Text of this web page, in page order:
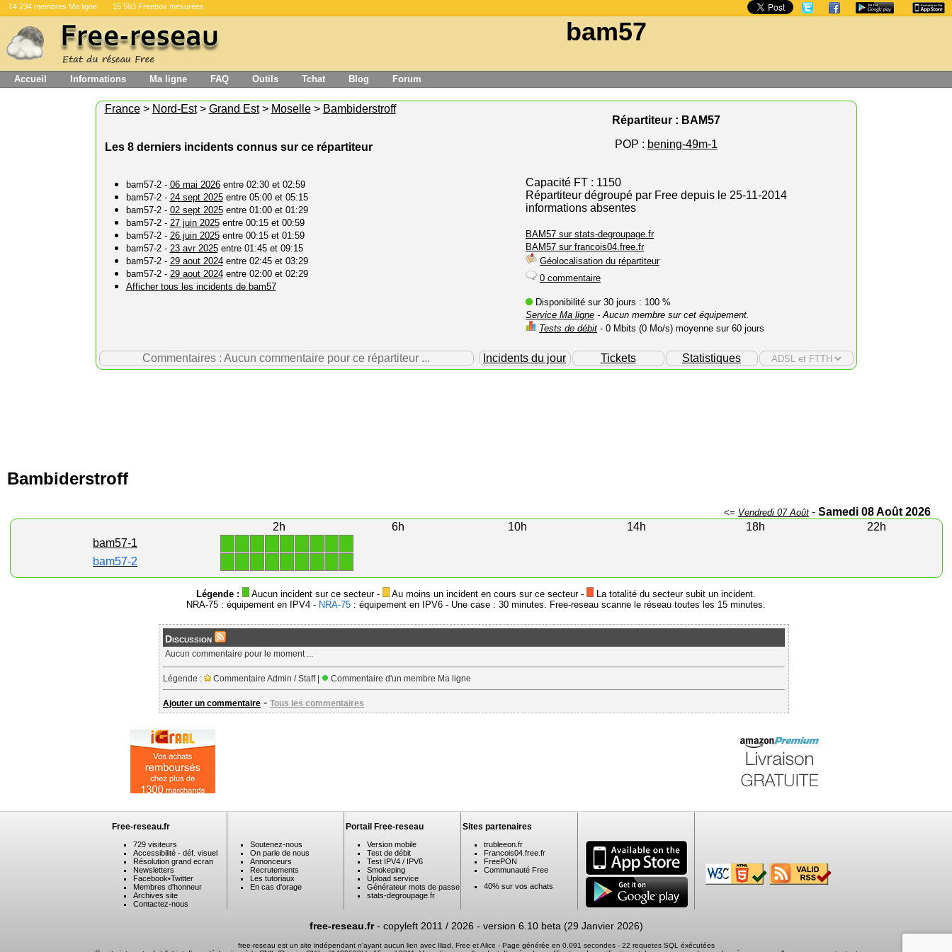
14 234 membres Ma ligne 15 563 Freebox mesurées
bam57
Accueil Informations Ma ligne FAQ Outils Tchat Blog Forum
France> Nord-Est> Grand Est> Moselle> Bambiderstroff
Les 8 derniers incidents connus sur ce répartiteur
bam57-2 - 06 mai 2026entre 02:30 et 02:59
bam57-2 - 24 sept 2025entre 05:00 et 05:15
bam57-2 - 02 sept 2025entre 01:00 et 01:29
bam57-2 - 27 juin 2025entre 00:15 et 00:59
bam57-2 - 26 juin 2025entre 00:15 et 01:59
bam57-2 - 23 avr 2025entre 01:45 et 09:15
bam57-2 - 29 aout 2024entre 02:45 et 03:29
bam57-2 - 29 aout 2024entre 02:00 et 02:29
Afficher tous les incidents de bam57
Répartiteur : BAM57
POP : bening-49m-1
Capacité FT : 1150
Répartiteur dégroupé par Free depuis le 25-11-2014
informations absentes
BAM57 sur stats-degroupage.fr
BAM57 sur francois04.free.fr
Géolocalisation du répartiteur
0 commentaire
Disponibilité sur 30 jours : 100 %
Service Ma ligne - Aucun membre sur cet équipement.
Tests de débit - 0 Mbits (0 Mo/s) moyenne sur 60 jours
Commentaires : Aucun commentaire pour ce répartiteur ... Incidents du jour Tickets Statistiques
Bambiderstroff
<= Vendredi 07 Août - Samedi 08 Août 2026
2h
6h 10h 14h 18h
22h
bam57-1
bam57-2
Légende : Aucun incident sur ce secteur - Au moins un incident en cours sur ce secteur -
La totalité du secteur subit un incident.
NRA-75 : équipement en IPV4 - NRA-75 : équipement en IPV6 - Une case : 30 minutes. Free-reseau scanne le réseau toutes les 15 minutes.
Discussion
Aucun commentaire pour le moment ...
Légende : Commentaire Admin / Staff | Commentaire d'un membre Ma ligne
Ajouter un commentaire - Tous les commentaires
Free-reseau.fr
729 visiteurs
Accessibilité - déf. visuel
Résolution grand ecran
Newsletters
Facebook•Twitter
Membres d'honneur
Archives site
Contactez-nous
Soutenez-nous
On parle de nous
Annonceurs
Recrutements
Les tutoriaux
En cas d'orage
Portail Free-reseau
Version mobile
Test de débit
Test IPV4 / IPV6
Smokeping
Upload service
Générateur mots de passe
stats-degroupage.fr
Sites partenaires
trubleeon.fr
Francois04.free.fr
FreePON
Communauté Free
40% sur vos achats
free-reseau.fr- copyleft 2011 / 2026 - version 6.10 beta (29 Janvier 2026)
free-reseau est un site indépendant n'ayant aucun lien avec Iliad, Free et Alice - Page générée en 0.091 secondes - 22 requetes SQL éxécutées